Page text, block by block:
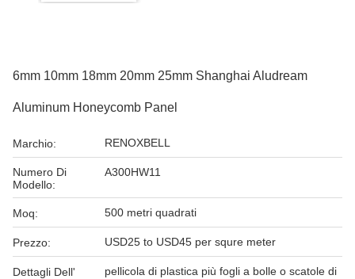
6mm 10mm 18mm 20mm 25mm Shanghai Aludream
Aluminum Honeycomb Panel
Marchio: RENOXBELL
Numero Di
Modello:
A300HW11
Moq: 500 metri quadrati
Prezzo: USD25 to USD45 per squre meter
Dettagli Dell'
pellicola di plastica più fogli a bolle o scatole di